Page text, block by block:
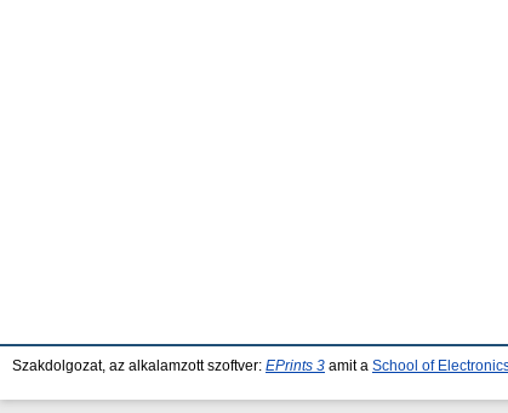
Szakdolgozat, az alkalamzott szoftver: EPrints 3 amit a School of